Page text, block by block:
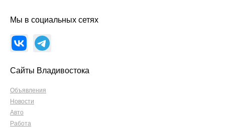
Мы в социальных сетях
Сайты Владивостока
Объявления
Новости
Авто
Работа